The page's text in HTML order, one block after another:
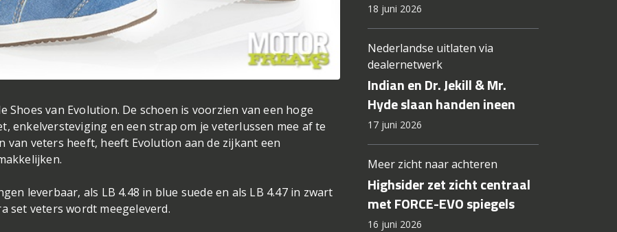
Shoes van Evolution. De schoen is voorzien van een hoge
enkelversteviging en een strap om je veterlussen mee af te
van veters heeft, heeft Evolution aan de zijkant een
leverbaar, als LB 4.48 in blue suede en als LB 4.47 in zwart
set veters wordt meegeleverd.
18 juni 2026
Nederlandse uitlaten via
dealernetwerk
Indian en Dr. Jekill & Mr.
Hyde slaan handen ineen
17 juni 2026
Meer zicht naar achteren
Highsider zet zicht centraal
met FORCE-EVO spiegels
16 juni 2026